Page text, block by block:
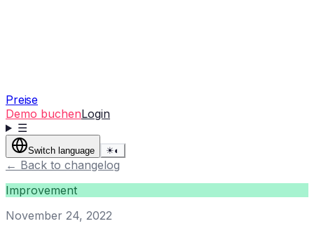
Preise
Demo buchenLogin
☰
Switch language ☀◐
← Back to changelog
Improvement
November 24, 2022